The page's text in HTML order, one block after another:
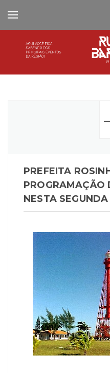
PREFEITA
PROGRAMAÇÃO
NESTA SEGUNDA